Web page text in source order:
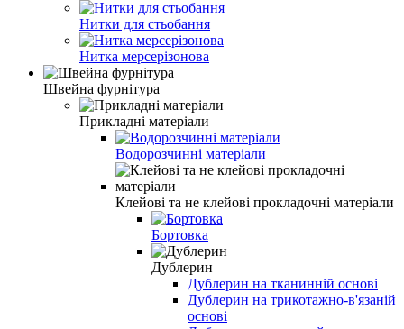
Нитки для стьобання
Нитка мерсерізонова
Швейна фурнітура
Прикладні матеріали
Водорозчинні матеріали
Клейові та не клейові прокладочні матеріали
Бортовка
Дублерин
Дублерин на тканинній основі
Дублерин на трикотажно-в'язаній
основі